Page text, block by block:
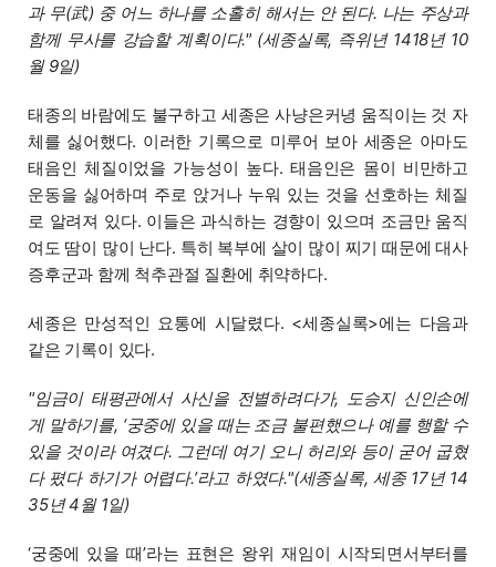
과 무(武) 중 어느 하나를 소홀히 해서는 안 된다. 나는 주상과
함께 무사를 강습할 계획이다." (세종실록, 즉위년 1418년 10
월 9일)
태종의 바람에도 불구하고 세종은 사냥은커녕 움직이는 것 자
체를 싫어했다. 이러한 기록으로 미루어 보아 세종은 아마도
태음인 체질이었을 가능성이 높다. 태음인은 몸이 비만하고
운동을 싫어하며 주로 앉거나 누워 있는 것을 선호하는 체질
로 알려져 있다. 이들은 과식하는 경향이 있으며 조금만 움직
여도 땀이 많이 난다. 특히 복부에 살이 많이 찌기 때문에 대사
증후군과 함께 척추관절 질환에 취약하다.
세종은 만성적인 요통에 시달렸다. <세종실록>에는 다음과
같은 기록이 있다.
"임금이 태평관에서 사신을 전별하려다가, 도승지 신인손에
게 말하기를, ‘궁중에 있을 때는 조금 불편했으나 예를 행할 수
있을 것이라 여겼다. 그런데 여기 오니 허리와 등이 굳어 굽혔
다 폈다 하기가 어렵다.’라고 하였다."(세종실록, 세종 17년 14
35년 4월 1일)
‘궁중에 있을 때’라는 표현은 왕위 재임이 시작되면서부터를